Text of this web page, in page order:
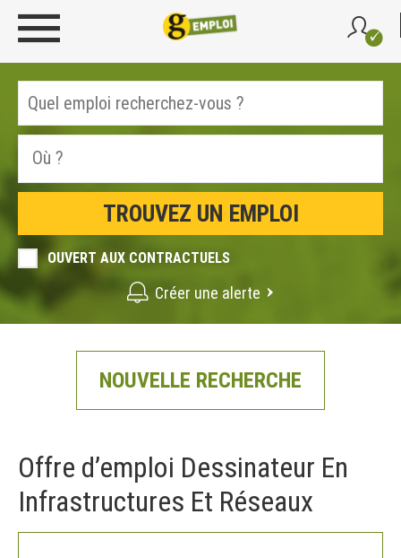
OUVERT AUX CONTRACTUELS
Créer une alerte
NOUVELLE RECHERCHE
Offre d’emploi Dessinateur En
Infrastructures Et Réseaux